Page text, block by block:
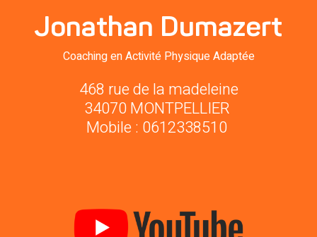
Jonathan Dumazert
Coaching en Activité Physique Adaptée
468 rue de la madeleine
34070 MONTPELLIER
Mobile : 0612338510